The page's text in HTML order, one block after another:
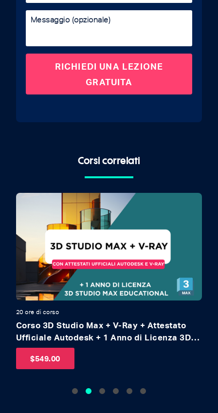
Corsi correlati
20 ore di corso
Corso 3D Studio Max + V-Ray + Attestato
Ufficiale Autodesk + 1 Anno di Licenza 3D
Studio Educational
$549.00